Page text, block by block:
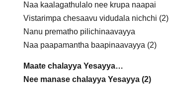
Naa kaalagathulalo nee krupa naapai
Vistarimpa chesaavu vidudala nichchi (2)
Nanu prematho pilichinaavayya
Naa paapamantha baapinaavayya (2)
Maate chalayya Yesayya…
Nee manase chalayya Yesayya (2)